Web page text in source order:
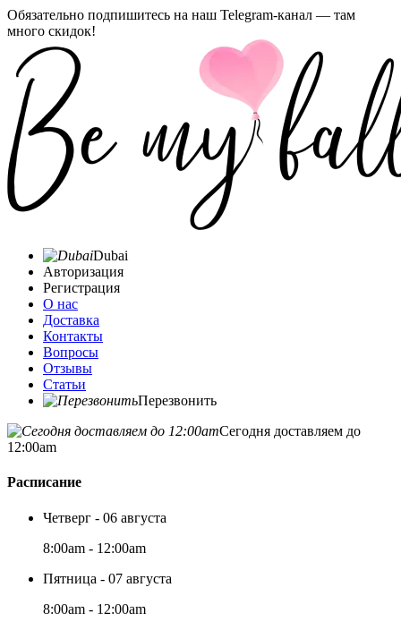
Обязательно подпишитесь на наш Telegram-канал — там
много скидок!
Dubai
Авторизация
Регистрация
О нас
Доставка
Контакты
Вопросы
Отзывы
Статьи
Перезвонить
Сегодня доставляем до
12:00am
Расписание
Четверг - 06 августа
8:00am - 12:00am
Пятница - 07 августа
8:00am - 12:00am